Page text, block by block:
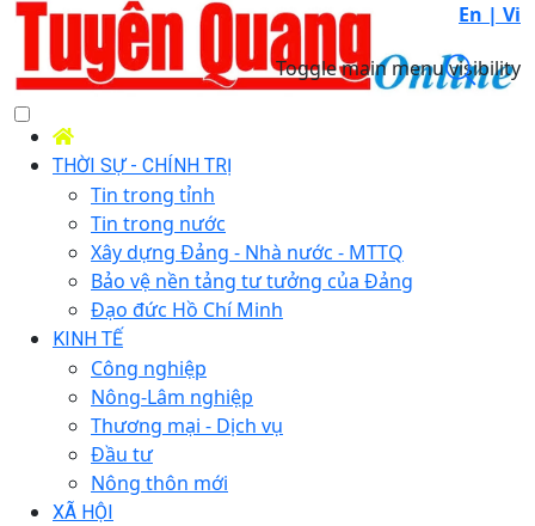
En | Vi
Toggle main menu visibility
THỜI SỰ - CHÍNH TRỊ
Tin trong tỉnh
Tin trong nước
Xây dựng Đảng - Nhà nước - MTTQ
Bảo vệ nền tảng tư tưởng của Đảng
Đạo đức Hồ Chí Minh
KINH TẾ
Công nghiệp
Nông-Lâm nghiệp
Thương mại - Dịch vụ
Đầu tư
Nông thôn mới
XÃ HỘI